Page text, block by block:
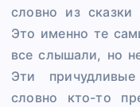
словно из сказки
Это именно те
все слышали, но
Эти
словно кто-то